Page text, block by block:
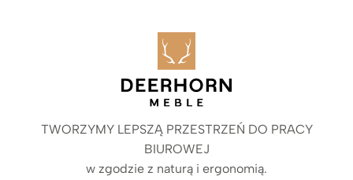
TWORZYMY LEPSZĄ PRZESTRZEŃ DO PRACY
BIUROWEJ
w zgodzie z naturą i ergonomią.